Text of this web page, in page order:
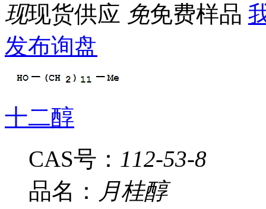
现现货供应 免免费样品
发布询盘
十二醇
CAS号： 112-53-8
品名： 月桂醇